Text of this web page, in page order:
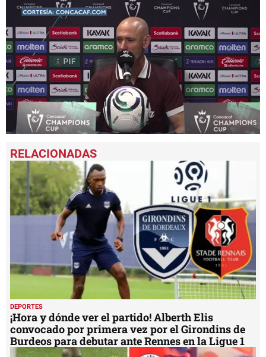
seconds
of
8
minutes,
53
seconds
DEPORTES
¡Hora y dónde ver el partido! Alberth Elis
convocado por primera vez por el Girondins de
Burdeos para debutar ante Rennes en la Ligue 1